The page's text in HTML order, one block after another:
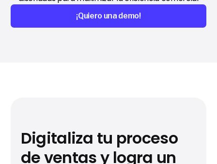
¡Quiero una demo!
Digitaliza tu proceso
de ventas y logra un